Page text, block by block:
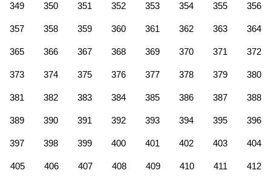
349 350 351 352 353 354 355 356
357 358 359 360 361 362 363 364
365 366 367 368 369 370 371 372
373 374 375 376 377 378 379 380
381 382 383 384 385 386 387 388
389 390 391 392 393 394 395 396
397 398 399 400 401 402 403 404
405 406 407 408 409 410 411 412